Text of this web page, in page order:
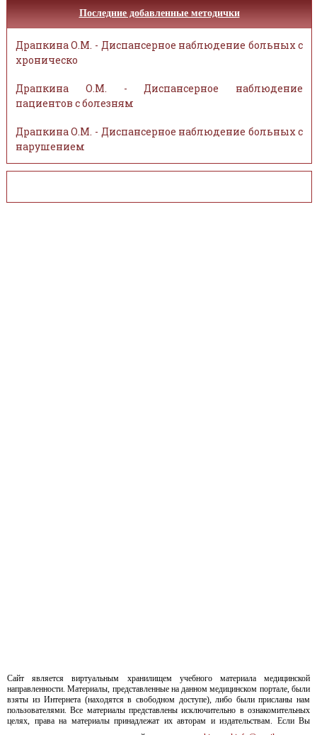
Последние добавленные методички
Драпкина О.М. - Диспансерное наблюдение больных с
хроническо
Драпкина О.М. - Диспансерное наблюдение
пациентов с болезням
Драпкина О.М. - Диспансерное наблюдение больных с
нарушением
Сайт является виртуальным хранилищем учебного материала медицинской
направленности. Материалы, представленные на данном медицинском портале, были
взяты из Интернета (находятся в свободном доступе), либо были присланы нам
пользователями. Все материалы представлены исключительно в ознакомительных
целях, права на материалы принадлежат их авторам и издательствам. Если Вы